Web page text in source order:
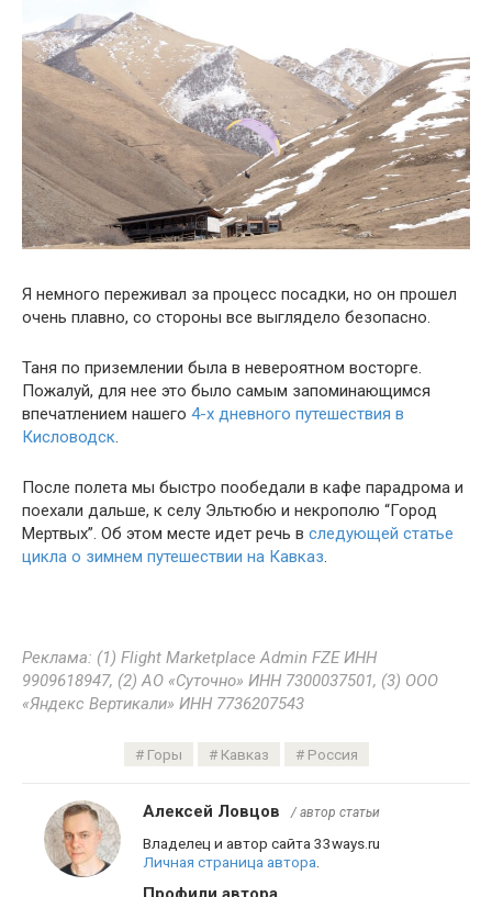
Я немного переживал за процесс посадки, но он прошел
очень плавно, со стороны все выглядело безопасно.
Таня по приземлении была в невероятном восторге.
Пожалуй, для нее это было самым запоминающимся
впечатлением нашего 4-х дневного путешествия в
Кисловодск.
После полета мы быстро пообедали в кафе парадрома и
поехали дальше, к селу Эльтюбю и некрополю “Город
Мертвых”. Об этом месте идет речь в следующей статье
цикла о зимнем путешествии на Кавказ.
Реклама: (1) Flight Marketplace Admin FZE ИНН
9909618947, (2) АО «Суточно» ИНН 7300037501, (3) ООО
«Яндекс Вертикали» ИНН 7736207543
Горы Кавказ Россия
Алексей Ловцов / автор статьи
Владелец и автор сайта 33ways.ru
Личная страница автора